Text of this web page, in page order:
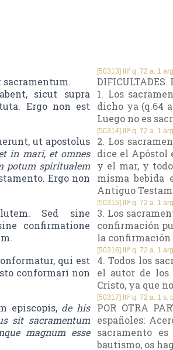
sicut supra
Ergo non est
[50313] IIIª q. 72 a. 1
1. Los
dicho ya (q.64
Luego no es
ut apostolus
in mari, et omnes
potum spiritualem
Ergo non
[50314] IIIª q. 72 a. 1
2. Los
dice el Apóstol
y el mar, y
misma bebida
Antiguo
Sed sine
confirmatione
[50315] IIIª q. 72 a. 1
3. Los
confirmación
la confirmación
qui est
conformari non
[50316] IIIª q. 72 a. 1
4. Todos los
el autor de los
Cristo, ya que
episcopis, de his
sit sacramentum
magnum esse
[50317] IIIª q. 72 a. 1 s.
POR OTRA
españoles:
sacramento
bautismo, os